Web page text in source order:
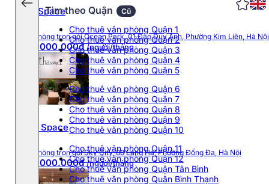
Tìm theo Quận Cũ
Cho thuê văn phòng Quận 1
Cho thuê văn phòng Quận 2
Cho thuê văn phòng Quận 3
Cho thuê văn phòng Quận 4
Cho thuê văn phòng Quận 5
Cho thuê văn phòng Quận 6
Cho thuê văn phòng Quận 7
Cho thuê văn phòng Quận 8
Cho thuê văn phòng Quận 9
Cho thuê văn phòng Quận 10
Cho thuê văn phòng Quận 11
Cho thuê văn phòng Quận 12
Cho thuê văn phòng Quận Tân Bình
Cho thuê văn phòng Quận Bình Thạnh
Ros Space
Văn phòng trọn gói Ocean Park, 01 Đào Duy Anh, Phường Kim Liên, Hà Nội
3.000.000đ/người/tháng
T.ha Space
Văn phòng trọn gói Sky City, 88 Láng Hạ, Phường Đống Đa, Hà Nội
3.000.000đ/người/tháng